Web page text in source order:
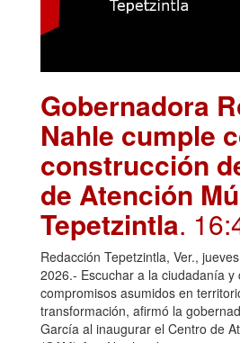
Gobernadora
Nahle cumple
construcción
de Atención
Tepetzintla.
Redacción Tepetzintla, Ver.,
2026.- Escuchar a la ciudadanía y
compromisos asumidos en
transformación, afirmó la
García al inaugurar el Centro de